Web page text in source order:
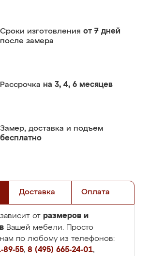
Сроки изготовления от 7 дней
после замера
Рассрочка на 3, 4, 6 месяцев
Замер, доставка и подъем
бесплатно
Доставка Оплата
от размеров и
Вашей мебели. Просто
по любому из телефонов:
89-55, 8 (495) 665-24-01,